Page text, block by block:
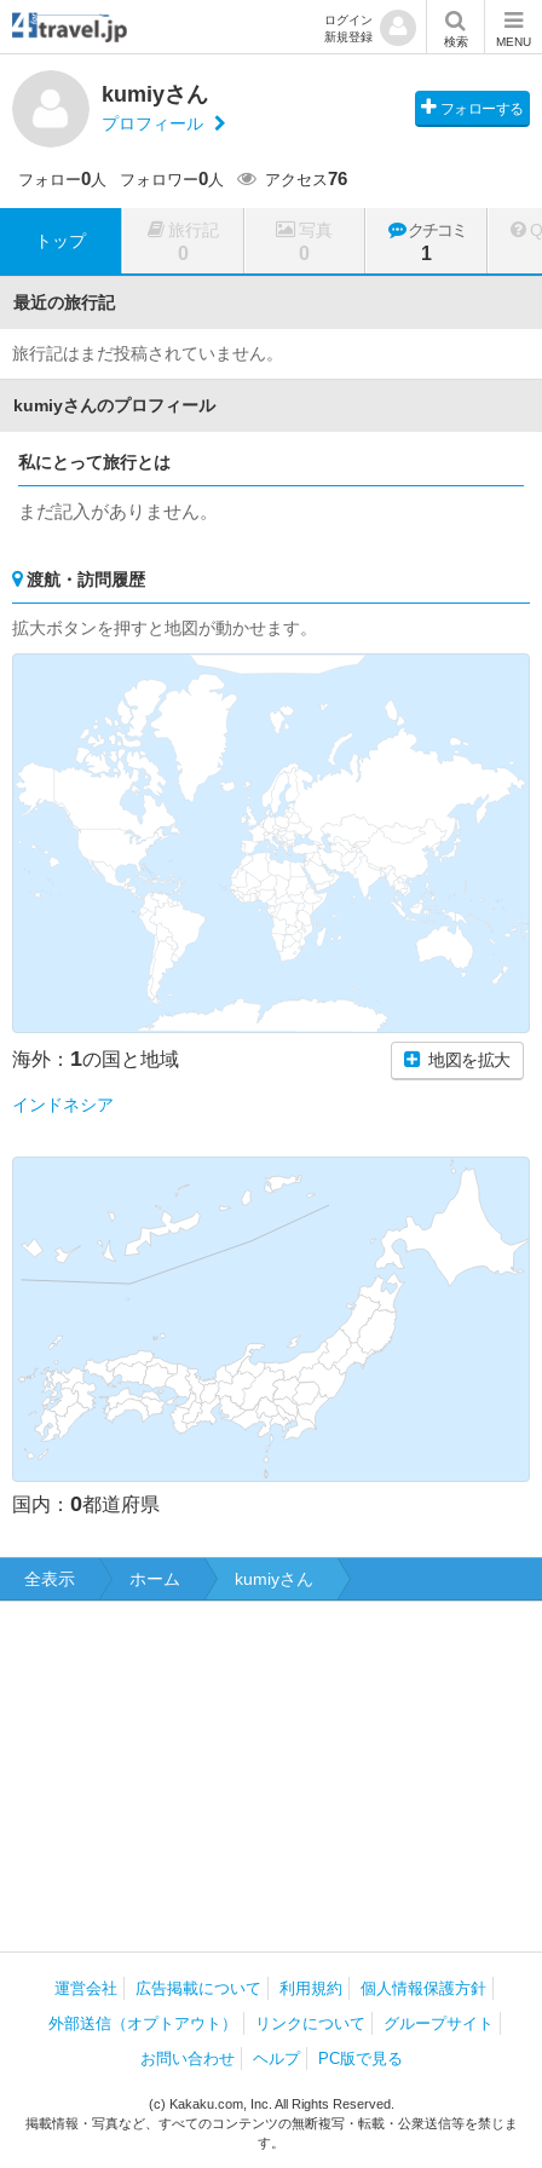
ログイン
新規登録
検索 MENU
kumiyさん
プロフィール
フォローする
フォロー0人 フォロワー0人 アクセス76
トップ
旅行記
0
写真
0
クチコミ
1
最近の旅行記
旅行記はまだ投稿されていません。
kumiyさんのプロフィール
私にとって旅行とは
まだ記入がありません。
渡航・訪問履歴
拡大ボタンを押すと地図が動かせます。
海外： 1の国と地域 地図を拡大
インドネシア
国内： 0都道府県
全表示 ホーム kumiyさん
運営会社 広告掲載について 利用規約
個人情報保護方針
外部送信（オプトアウト）
リンクについて
グループサイト
お問い合わせ
ヘルプ PC版で見る
(c) Kakaku.com, Inc. All Rights Reserved.
掲載情報・写真など、すべてのコンテンツの無断複写・転載・公衆送信等を禁じま
す。